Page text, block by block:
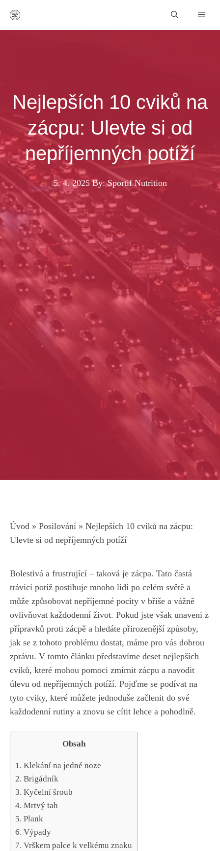
Nejlepších 10 cviků na
zácpu: Ulevte si od
nepříjemných potíží
5. 4. 2025 By: Sportif Nutrition
Úvod » Posilování » Nejlepších 10 cviků na zácpu:
Ulevte si od nepříjemných potíží
Bolestivá a frustrující⁢ – taková je‍ zácpa. Tato častá
trávicí potíž ‌postihuje mnoho ⁤lidí po celém světě a
⁤může⁣ způsobovat nepříjemné pocity v břiše a vážně
ovlivňovat ‌každodenní život. ​Pokud jste však‍ unaveni z
přípravků proti zácpě a⁣ hledáte přirozenější způsoby,
jak se z tohoto problému dostat, máme pro⁣ vás dobrou
zprávu. ⁣V tomto článku⁤ představíme deset ‌nejlepších
cviků, které‍ mohou pomoci zmírnit zácpu a navodit
⁤úlevu od nepříjemných potíží. Pojďme se podívat ‌na
tyto​ cviky, které můžete jednoduše začlenit ‍do své
každodenní rutiny a znovu se cítit ⁤lehce a pohodlně.
Obsah
1. ⁣Klekání na jedné noze
2. Brigádník
3. Kyčelní šroub
4. Mrtvý tah
5. Plank
6. Výpady
7. Vrškem palce ‌k velkému znaku